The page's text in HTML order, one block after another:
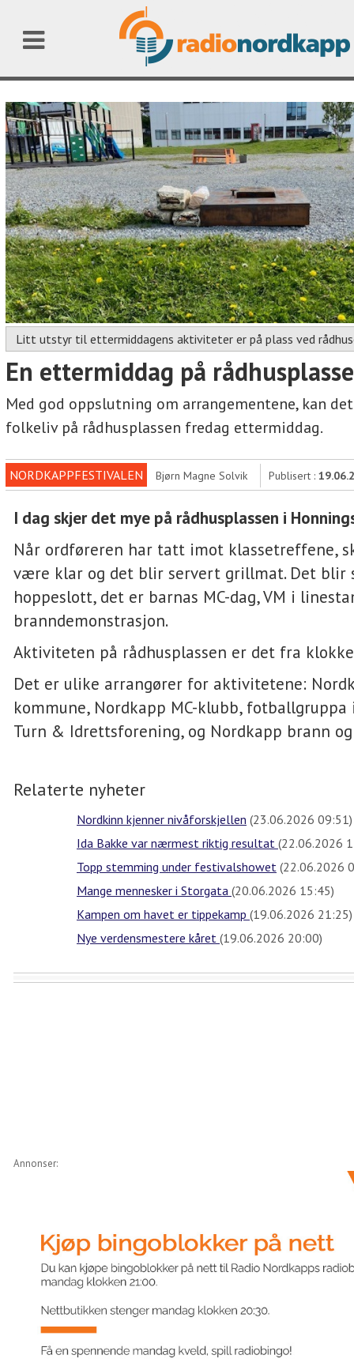
Litt utstyr til ettermiddagens aktiviteter er på plass ved
En ettermiddag på
Med god oppslutning om arrangementene, kan
folkeliv på rådhusplassen fredag ettermiddag.
NORDKAPPFESTIVALEN Bjørn Magne Solvik Publisert :
I dag skjer det mye på rådhusplassen i
Når ordføreren har tatt imot klassetreffene,
være klar og det blir servert grillmat. Det blir
hoppeslott, det er barnas MC-dag, VM i
branndemonstrasjon.
Aktiviteten på rådhusplassen er det fra
Det er ulike arrangører for aktivitetene:
kommune, Nordkapp MC-klubb, fotballgruppa
Turn & Idrettsforening, og Nordkapp brann
Relaterte nyheter
Nordkinn kjenner nivåforskjellen (23.06.2026 09:51)
Ida Bakke var nærmest riktig resultat (22.06.2026
Topp stemming under festivalshowet (22.06.2026
Mange mennesker i Storgata (20.06.2026 15:45)
Kampen om havet er tippekamp (19.06.2026 21:25)
Nye verdensmestere kåret (19.06.2026 20:00)
Annonser: